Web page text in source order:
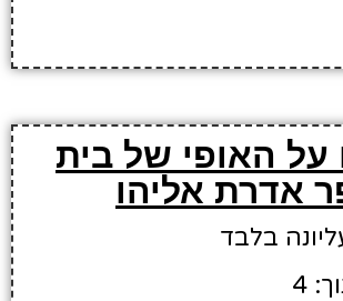
על האופי של בית
אדרת אליהו
בלבד
4